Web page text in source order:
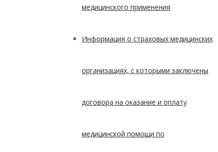
медицинского применения
Информация о страховых медицинских
организациях, с которыми заключены
договора на оказание и оплату
медицинской помощи по